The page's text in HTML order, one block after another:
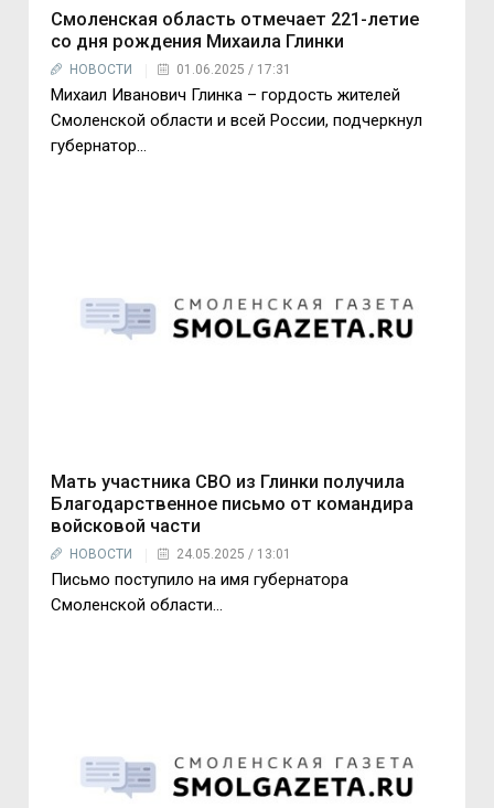
Смоленская область отмечает 221-летие
со дня рождения Михаила Глинки
НОВОСТИ 01.06.2025 / 17:31
Михаил Иванович Глинка – гордость жителей
Смоленской области и всей России, подчеркнул
губернатор...
Мать участника СВО из Глинки получила
Благодарственное письмо от командира
войсковой части
НОВОСТИ 24.05.2025 / 13:01
Письмо поступило на имя губернатора
Смоленской области…